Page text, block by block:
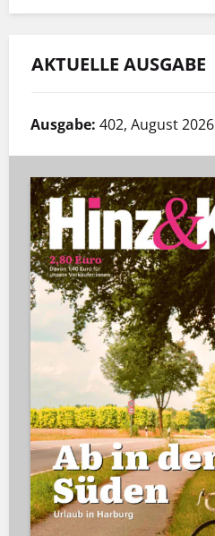
AKTUELLE AUSGABE
Ausgabe: 402, August 2026